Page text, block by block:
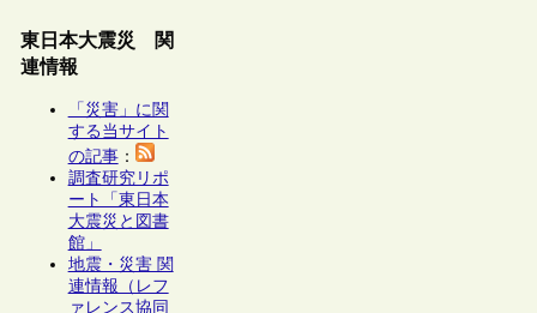
東日本大震災 関
連情報
「災害」に関
する当サイト
の記事：
調査研究リポ
ート「東日本
大震災と図書
館」
地震・災害 関
連情報（レフ
ァレンス協同